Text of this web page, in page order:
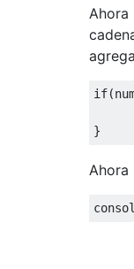
Ahora
if(
}
Ahora